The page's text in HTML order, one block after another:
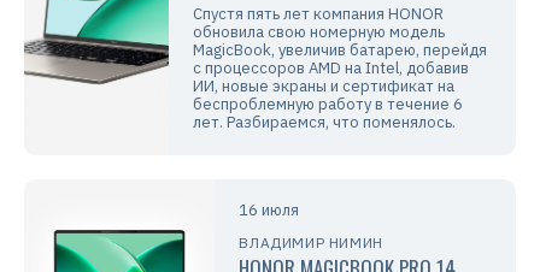
Спустя пять лет компания HONOR
обновила свою номерную модель
MagicBook, увеличив батарею, перейдя
с процессоров AMD на Intel, добавив
ИИ, новые экраны и сертификат на
беспроблемную работу в течение 6
лет. Разбираемся, что поменялось.
16 июля
ВЛАДИМИР НИМИН